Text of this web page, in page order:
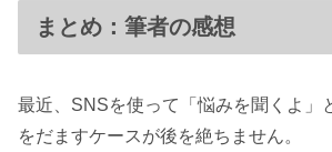
まとめ：筆者の感想
最近、SNSを使って「悩みを聞くよ」
をだますケースが後を絶ちません。